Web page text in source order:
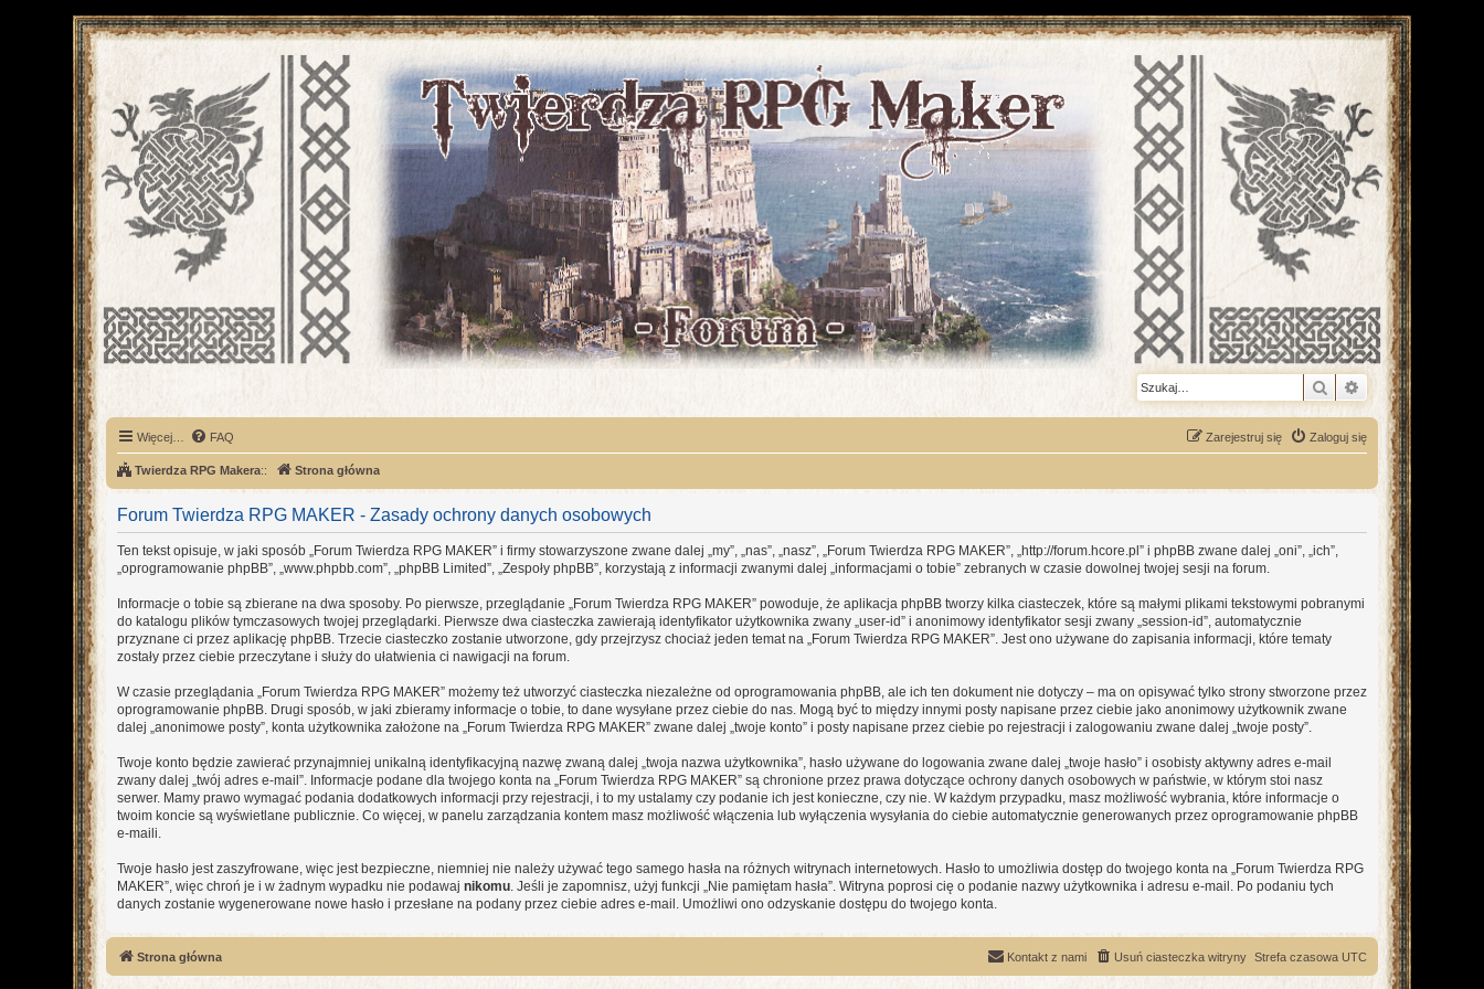
Szukaj Wyszukiwanie
Więcej… FAQ Zaloguj się
Zarejestruj się
Twierdza RPG Makera:: Strona główna
Forum Twierdza RPG MAKER - Zasady ochrony danych osobowych
Ten tekst opisuje, w jaki sposób „Forum Twierdza RPG MAKER” i firmy stowarzyszone zwane dalej „my”, „nas”, „nasz”, „Forum Twierdza RPG MAKER”, „http://forum.hcore.pl” i phpBB zwane dalej „oni”, „ich”,
„oprogramowanie phpBB”, „www.phpbb.com”, „phpBB Limited”, „Zespoły phpBB”, korzystają z informacji zwanymi dalej „informacjami o tobie” zebranych w czasie dowolnej twojej sesji na forum.
Informacje o tobie są zbierane na dwa sposoby. Po pierwsze, przeglądanie „Forum Twierdza RPG MAKER” powoduje, że aplikacja phpBB tworzy kilka ciasteczek, które są małymi plikami tekstowymi pobranymi
do katalogu plików tymczasowych twojej przeglądarki. Pierwsze dwa ciasteczka zawierają identyfikator użytkownika zwany „user-id” i anonimowy identyfikator sesji zwany „session-id”, automatycznie
przyznane ci przez aplikację phpBB. Trzecie ciasteczko zostanie utworzone, gdy przejrzysz chociaż jeden temat na „Forum Twierdza RPG MAKER”. Jest ono używane do zapisania informacji, które tematy
zostały przez ciebie przeczytane i służy do ułatwienia ci nawigacji na forum.
W czasie przeglądania „Forum Twierdza RPG MAKER” możemy też utworzyć ciasteczka niezależne od oprogramowania phpBB, ale ich ten dokument nie dotyczy – ma on opisywać tylko strony stworzone przez
oprogramowanie phpBB. Drugi sposób, w jaki zbieramy informacje o tobie, to dane wysyłane przez ciebie do nas. Mogą być to między innymi posty napisane przez ciebie jako anonimowy użytkownik zwane
dalej „anonimowe posty”, konta użytkownika założone na „Forum Twierdza RPG MAKER” zwane dalej „twoje konto” i posty napisane przez ciebie po rejestracji i zalogowaniu zwane dalej „twoje posty”.
Twoje konto będzie zawierać przynajmniej unikalną identyfikacyjną nazwę zwaną dalej „twoja nazwa użytkownika”, hasło używane do logowania zwane dalej „twoje hasło” i osobisty aktywny adres e-mail
zwany dalej „twój adres e-mail”. Informacje podane dla twojego konta na „Forum Twierdza RPG MAKER” są chronione przez prawa dotyczące ochrony danych osobowych w państwie, w którym stoi nasz
serwer. Mamy prawo wymagać podania dodatkowych informacji przy rejestracji, i to my ustalamy czy podanie ich jest konieczne, czy nie. W każdym przypadku, masz możliwość wybrania, które informacje o
twoim koncie są wyświetlane publicznie. Co więcej, w panelu zarządzania kontem masz możliwość włączenia lub wyłączenia wysyłania do ciebie automatycznie generowanych przez oprogramowanie phpBB
e-maili.
Twoje hasło jest zaszyfrowane, więc jest bezpieczne, niemniej nie należy używać tego samego hasła na różnych witrynach internetowych. Hasło to umożliwia dostęp do twojego konta na „Forum Twierdza RPG
MAKER”, więc chroń je i w żadnym wypadku nie podawaj nikomu . Jeśli je zapomnisz, użyj funkcji „Nie pamiętam hasła”. Witryna poprosi cię o podanie nazwy użytkownika i adresu e-mail. Po podaniu tych
danych zostanie wygenerowane nowe hasło i przesłane na podany przez ciebie adres e-mail. Umożliwi ono odzyskanie dostępu do twojego konta.
Strona główna Strefa czasowa UTC
Usuń ciasteczka witryny
Kontakt z nami